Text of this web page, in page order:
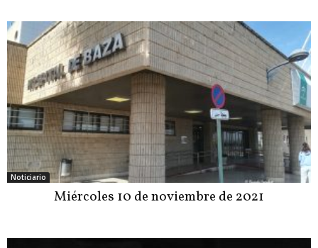
Noticiario
Miércoles 10 de noviembre de 2021